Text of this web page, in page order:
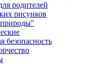
родителей
рисунков
безопасность